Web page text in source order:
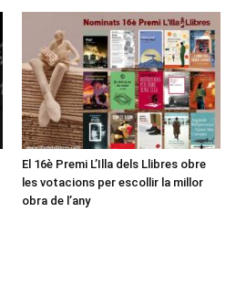
El 16è Premi L’Illa dels Llibres obre
les votacions per escollir la millor
obra de l’any